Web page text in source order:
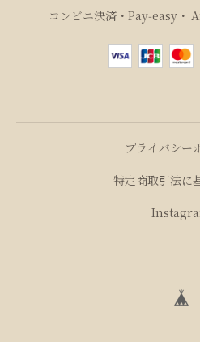
コンビニ決済・Pay‑easy
プライバシー
特定商取引法に